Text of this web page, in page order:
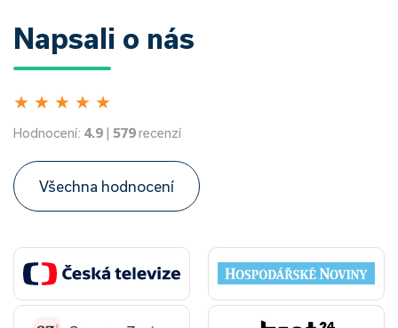
Napsali o nás
★ ★ ★ ★ ★
Hodnocení: 4.9 | 579recenzí
Všechna hodnocení